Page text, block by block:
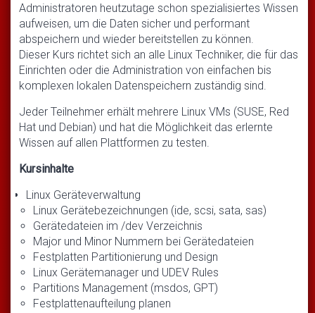
Administratoren heutzutage schon spezialisiertes Wissen
aufweisen, um die Daten sicher und performant
abspeichern und wieder bereitstellen zu können.
Dieser Kurs richtet sich an alle Linux Techniker, die für das
Einrichten oder die Administration von einfachen bis
komplexen lokalen Datenspeichern zuständig sind.
Jeder Teilnehmer erhält mehrere Linux VMs (SUSE, Red
Hat und Debian) und hat die Möglichkeit das erlernte
Wissen auf allen Plattformen zu testen.
Kursinhalte
Linux Geräteverwaltung
Linux Gerätebezeichnungen (ide, scsi, sata, sas)
Gerätedateien im /dev Verzeichnis
Major und Minor Nummern bei Gerätedateien
Festplatten Partitionierung und Design
Linux Gerätemanager und UDEV Rules
Partitions Management (msdos, GPT)
Festplattenaufteilung planen